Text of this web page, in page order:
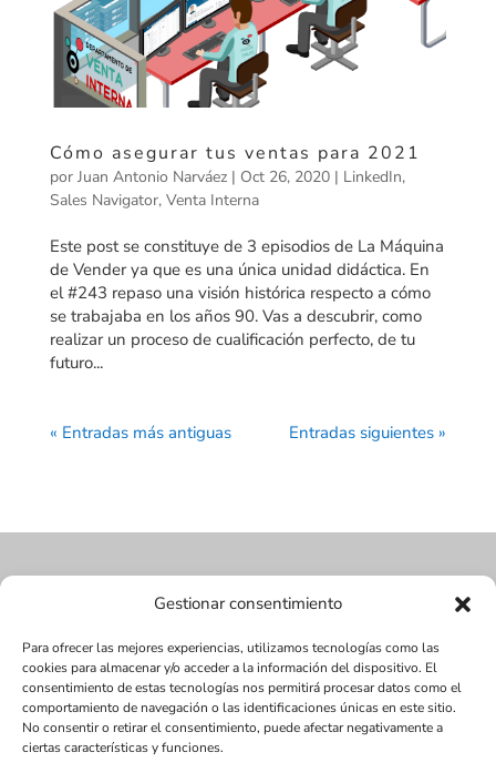
Gestionar consentimiento
Para ofrecer las mejores experiencias, utilizamos tecnologías como las
cookies para almacenar y/o acceder a la información del dispositivo. El
consentimiento de estas tecnologías nos permitirá procesar datos como el
comportamiento de navegación o las identificaciones únicas en este sitio.
No consentir o retirar el consentimiento, puede afectar negativamente a
ciertas características y funciones.
Cómo asegurar tus ventas para 2021
por Juan Antonio Narváez| Oct 26, 2020| LinkedIn,
Sales Navigator, Venta Interna
Este post se constituye de 3 episodios de La Máquina
de Vender ya que es una única unidad didáctica. En
el #243 repaso una visión histórica respecto a cómo
se trabajaba en los años 90. Vas a descubrir, como
realizar un proceso de cualificación perfecto, de tu
futuro...
« Entradas más antiguas Entradas siguientes »